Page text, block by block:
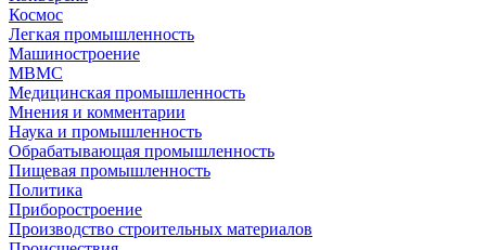
Космос
Легкая промышленность
Машиностроение
МВМС
Медицинская промышленность
Мнения и комментарии
Наука и промышленность
Обрабатывающая промышленность
Пищевая промышленность
Политика
Приборостроение
Производство строительных материалов